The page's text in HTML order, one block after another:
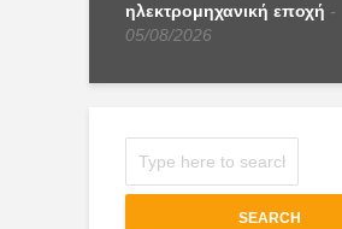
ηλεκτρομηχανική εποχή
05/08/2026
SEARCH